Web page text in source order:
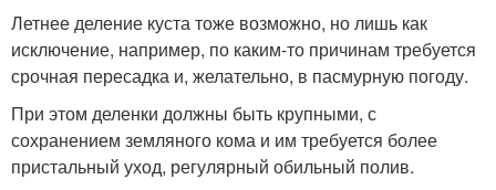
Летнее деление куста тоже возможно, но лишь как
исключение, например, по каким-то причинам требуется
срочная пересадка и, желательно, в пасмурную погоду.
При этом деленки должны быть крупными, с
сохранением земляного кома и им требуется более
пристальный уход, регулярный обильный полив.